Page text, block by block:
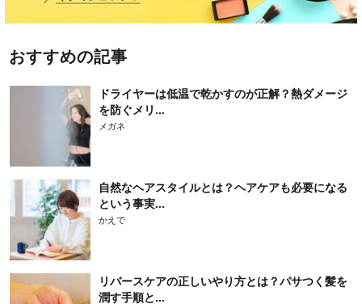
おすすめの記事
ドライヤーは低温で乾かすのが正解？熱ダメージ
を防ぐメリ...
メガネ
自然なヘアスタイルとは？ヘアケアも必要になる
という事実...
かえで
リバースケアの正しいやり方とは？パサつく髪を
潤す手順と...